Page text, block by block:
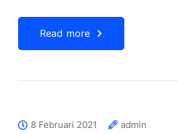
Read more
8 Februari 2021
admin